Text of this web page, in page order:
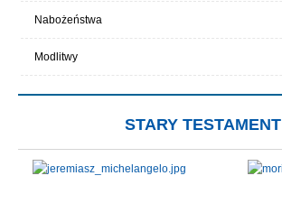
Nabożeństwa
Modlitwy
STARY TESTAMENT